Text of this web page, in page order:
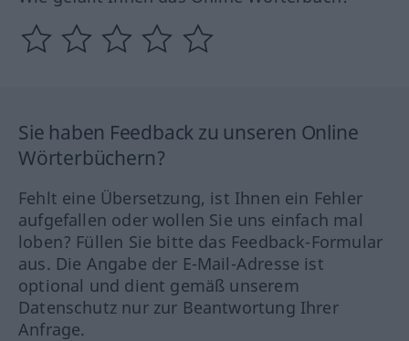
Sie haben Feedback zu unseren Online
Wörterbüchern?
Fehlt eine Übersetzung, ist Ihnen ein Fehler
aufgefallen oder wollen Sie uns einfach mal
loben? Füllen Sie bitte das Feedback-Formular
aus. Die Angabe der E-Mail-Adresse ist
optional und dient gemäß unserem
Datenschutz nur zur Beantwortung Ihrer
Anfrage.